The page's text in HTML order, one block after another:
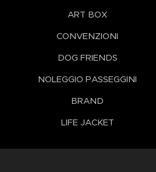
ART BOX
CONVENZIONI
DOG FRIENDS
NOLEGGIO PASSEGGINI
BRAND
LIFE JACKET